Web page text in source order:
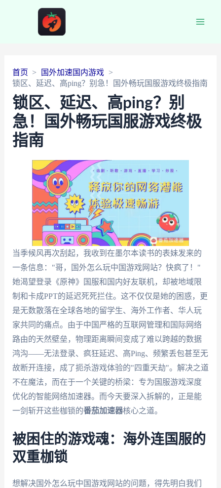
首页
国外加速国内游戏
锁区、延迟、高ping？别急！国外畅玩国服游戏终极指南
锁区、延迟、高ping？别
急！国外畅玩国服游戏终极
指南
当季候风再次刮起，我收到在墨尔本读书的表妹发来的
一条信息："哥，国外怎么玩中国游戏网站？快疯了！"
她渴望登录《原神》国服和国内好友联机，却被地域限
制和卡成PPT的延迟死死拦住。这不仅仅是她的困惑，更
是无数散落在全球各地的留学生、海外工作者、华人玩
家共同的痛点。由于中国严格的互联网管理和国际网络
路由的天然壁垒，物理距离瞬间变成了难以跨越的数据
鸿沟——无法登录、疯狂延迟、高Ping、频繁丢包甚至无
故断开连接，成了扼杀游戏体验的"四重天劫"。解决之道
不在魔法，而在于一个关键的桥梁：专为国服游戏深度
优化的智能网络加速器。而今天要深入拆解的，正是能
一剑斩开这些枷锁的番茄加速器核心之道。
被困住的游戏魂：海外连国服的
双重枷锁
想解决国外怎么玩中国游戏网站的问题，得先明白我们